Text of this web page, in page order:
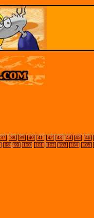
37 38 39 40 41 42 43 44 45 46
98 99 100 101 102 103 104 105